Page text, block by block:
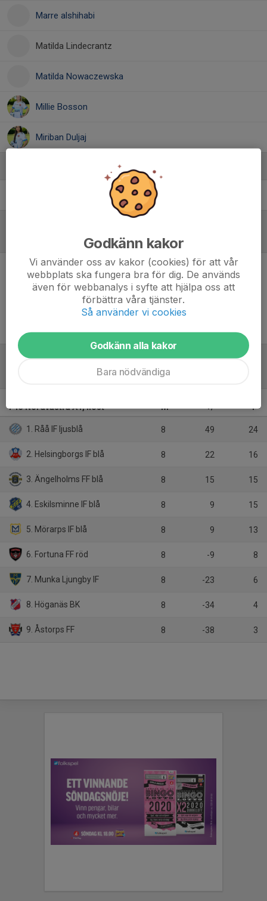
Marre alshihabi
Matilda Lindecrantz
Matilda Nowaczewska
Millie Bosson
Miriban Duljaj
Adam Nowaczewski Tränare
/Referat
Inget referat skrivet
F13 Nordvästra A1, höst M +/- P
1. Råå IF ljusblå 8 49 24
2. Helsingborgs IF blå 8 22 16
3. Ängelholms FF blå 8 15 15
4. Eskilsminne IF blå 8 9 15
5. Mörarps IF blå 8 9 13
6. Fortuna FF röd 8 -9 8
7. Munka Ljungby IF 8 -23 6
8. Höganäs BK 8 -34 4
9. Åstorps FF 8 -38 3
Godkänn kakor
Vi använder oss av kakor (cookies) för att vår
webbplats ska fungera bra för dig. De används
även för webbanalys i syfte att hjälpa oss att
förbättra våra tjänster.
Så använder vi cookies
Godkänn alla kakor
Bara nödvändiga